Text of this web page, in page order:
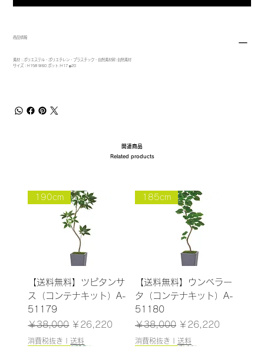
商品情報
素材：ポリエステル・ポリエチレン・プラスチック・自然素材幹:自然素材
サイズ：H158 W60 ポット:H17 φ20
関連商品
Related products
190cm
【送料無料】ツピタンサ
ス（コンテナキット）A-
51179
通常価格
￥38,000 セール価格
￥26,220
消費税抜き 送料
185cm
【送料無料】ウンベラー
タ（コンテナキット）A-
51180
通常価格
￥38,000 セール価格
￥26,220
消費税抜き 送料